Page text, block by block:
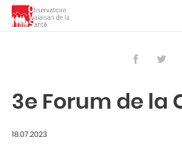
3e Forum de la
18.07.2023